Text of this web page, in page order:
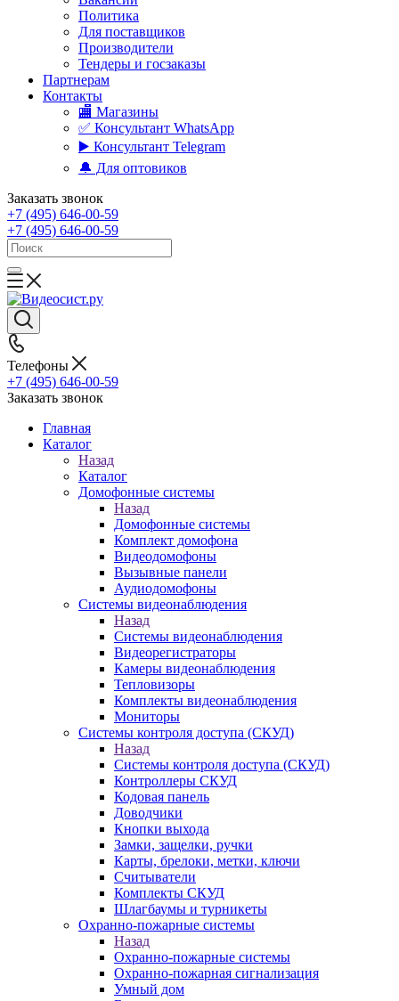
Политика
Для поставщиков
Производители
Тендеры и госзаказы
Партнерам
Контакты
🏬 Магазины
✅️ Консультант WhatsApp
▶️ Консультант Telegram
🔔 Для оптовиков
Заказать звонок
+7 (495) 646-00-59
+7 (495) 646-00-59
Телефоны
+7 (495) 646-00-59
Заказать звонок
Главная
Каталог
Назад
Каталог
Домофонные системы
Назад
Домофонные системы
Комплект домофона
Видеодомофоны
Вызывные панели
Аудиодомофоны
Системы видеонаблюдения
Назад
Системы видеонаблюдения
Видеорегистраторы
Камеры видеонаблюдения
Тепловизоры
Комплекты видеонаблюдения
Мониторы
Системы контроля доступа (СКУД)
Назад
Системы контроля доступа (СКУД)
Контроллеры СКУД
Кодовая панель
Доводчики
Кнопки выхода
Замки, защелки, ручки
Карты, брелоки, метки, ключи
Считыватели
Комплекты СКУД
Шлагбаумы и турникеты
Охранно-пожарные системы
Назад
Охранно-пожарные системы
Охранно-пожарная сигнализация
Умный дом